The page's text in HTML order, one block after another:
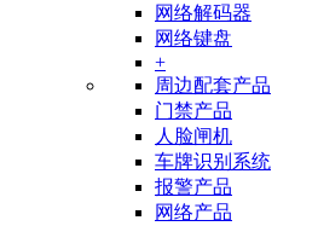
网络解码器
网络键盘
+
周边配套产品
门禁产品
人脸闸机
车牌识别系统
报警产品
网络产品